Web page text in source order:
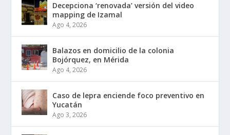
Decepciona ‘renovada’ versión del video
mapping de Izamal
Ago 4, 2026
Balazos en domicilio de la colonia
Bojórquez, en Mérida
Ago 4, 2026
Caso de lepra enciende foco preventivo en
Yucatán
Ago 3, 2026